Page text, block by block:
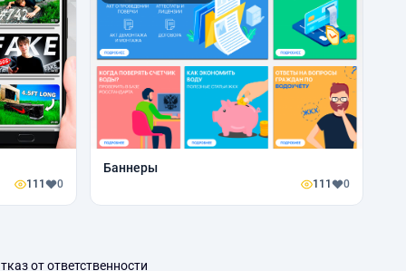
111 0
Баннеры
111 0
от ответственности